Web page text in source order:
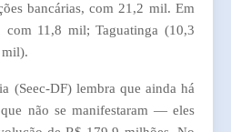
bancárias, com 21,2 mil. Em
com 11,8 mil; Taguatinga (10,3
mil).
(Seec-DF) lembra que ainda há
não se manifestaram — eles